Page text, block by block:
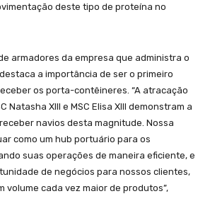
deste tipo de proteína no
armadores da empresa que administra o
a importância de ser o primeiro
os porta-contêineres. “A atracação
Natasha XIII e MSC Elisa XIII demonstram a
navios desta magnitude. Nossa
como um hub portuário para os
suas operações de maneira eficiente, e
de negócios para nossos clientes,
volume cada vez maior de produtos”,